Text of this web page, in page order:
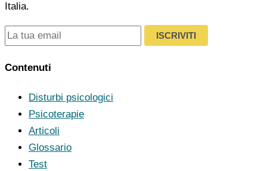
Italia.
ISCRIVITI
Contenuti
Disturbi psicologici
Psicoterapie
Articoli
Glossario
Test